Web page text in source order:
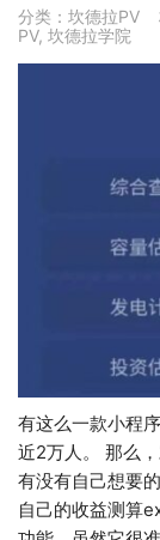
分类： 坎德拉PV
PV, 坎德拉学院
有这么一款小程
近2万人。 那么
有没有自己想要
自己的收益测算